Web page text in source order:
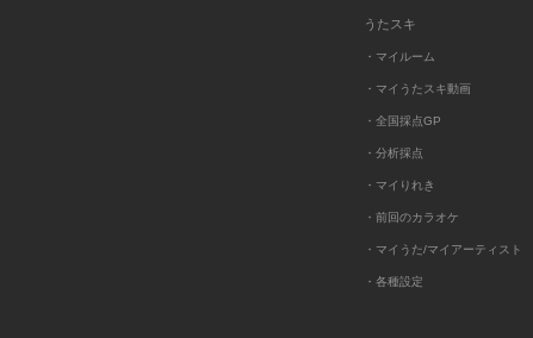
うたスキ
・マイルーム
・マイうたスキ動画
・全国採点GP
・分析採点
・マイりれき
・前回のカラオケ
・マイうた/マイアーティスト
・各種設定